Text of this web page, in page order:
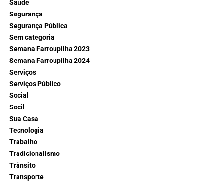
Saúde
Segurança
Segurança Pública
Sem categoria
Semana Farroupilha 2023
Semana Farroupilha 2024
Serviços
Serviços Público
Social
Socil
Sua Casa
Tecnologia
Trabalho
Tradicionalismo
Trânsito
Transporte